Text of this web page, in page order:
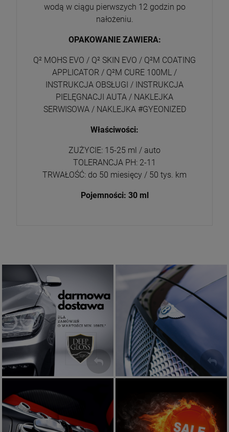
wodą w ciągu pierwszych 12 godzin po
nałożeniu.
OPAKOWANIE ZAWIERA:
Q² MOHS EVO / Q² SKIN EVO / Q²M COATING
APPLICATOR / Q²M CURE 100ML /
INSTRUKCJA OBSŁUGI / INSTRUKCJA
PIELĘGNACJI AUTA / NAKLEJKA
SERWISOWA / NAKLEJKA #GYEONIZED
Właściwości:
ZUŻYCIE: 15-25 ml / auto
TOLERANCJA PH: 2-11
TRWAŁOŚĆ: do 50 miesięcy / 50 tys. km
Pojemności: 30 ml
Darmowa dostawa
ZŁÓŻ ZAMÓWIENIE
Produkty do nadwozia
SPRAWDŹ!